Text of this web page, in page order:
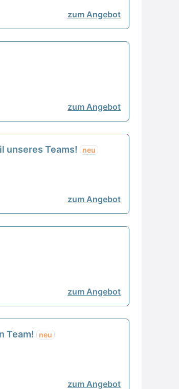
zum Angebot
zum Angebot
unseres Teams! neu
zum Angebot
zum Angebot
Team! neu
zum Angebot